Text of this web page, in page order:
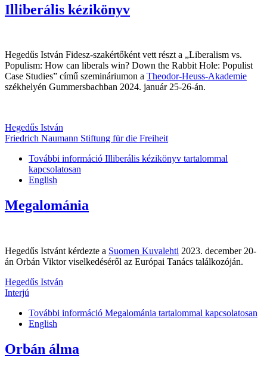
Illiberális kézikönyv
Hegedűs István Fidesz-szakértőként vett részt a „Liberalism vs.
Populism: How can liberals win? Down the Rabbit Hole: Populist
Case Studies” című szemináriumon a Theodor-Heuss-Akademie
székhelyén Gummersbachban 2024. január 25-26-án.
Hegedűs István
Friedrich Naumann Stiftung für die Freiheit
További információ Illiberális kézikönyv tartalommal
kapcsolatosan
English
Megalománia
Hegedűs Istvánt kérdezte a Suomen Kuvalehti 2023. december 20-
án Orbán Viktor viselkedéséről az Európai Tanács találkozóján.
Hegedűs István
Interjú
További információ Megalománia tartalommal kapcsolatosan
English
Orbán álma